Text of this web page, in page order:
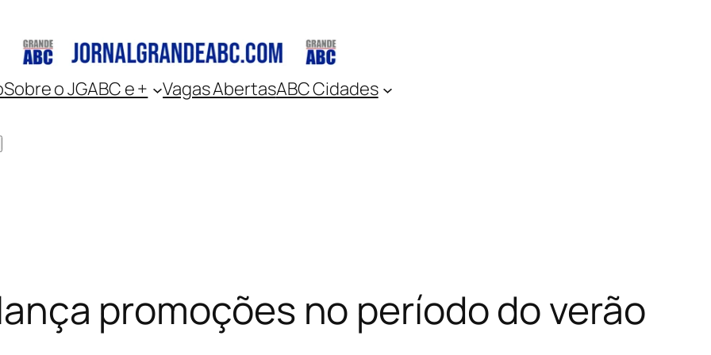
Sobre o JGABC e + Vagas AbertasABC Cidades
promoções no período do verão